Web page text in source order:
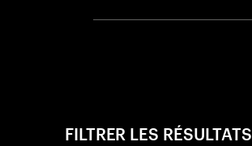
FILTRER LES RÉSULTATS